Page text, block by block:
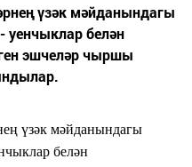
үзәк мәйданындагы
белән
эшчеләр чыршы
үзәк мәйданындагы
белән